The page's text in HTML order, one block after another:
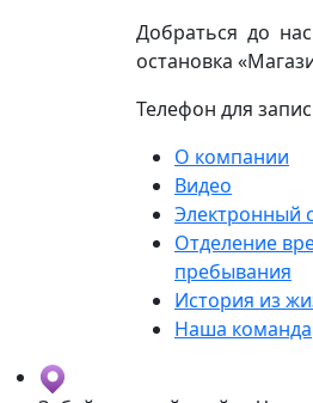
Добраться до
остановка
Телефон для
О компании
Видео
Электронный
Отделение
пребывания
История из
Наша команда